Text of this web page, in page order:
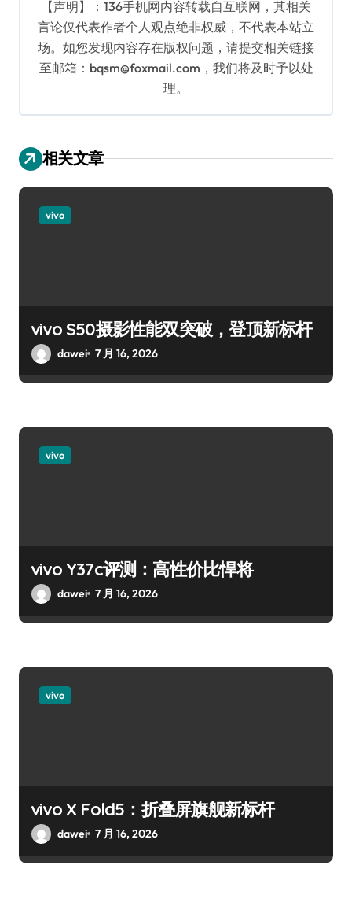
【声明】：136手机网内容转载自互联网，其相关
言论仅代表作者个人观点绝非权威，不代表本站立
场。如您发现内容存在版权问题，请提交相关链接
至邮箱：bqsm@foxmail.com，我们将及时予以处
理。
相关文章
vivo
vivo S50摄影性能双突破，登顶新标杆
dawei 7 月 16, 2026
vivo
vivo Y37c评测：高性价比悍将
dawei 7 月 16, 2026
vivo
vivo X Fold5：折叠屏旗舰新标杆
dawei 7 月 16, 2026